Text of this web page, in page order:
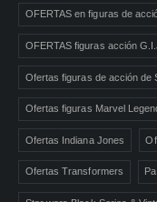
OFERTAS en figuras de
OFERTAS figuras acción
Ofertas figuras de acción de
Ofertas figuras Marvel
Ofertas Indiana Jones
Ofertas Transformers